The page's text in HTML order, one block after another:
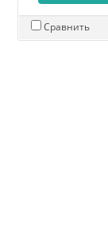
Сравнить